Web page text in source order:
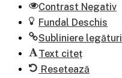
Contrast Negativ
Fundal Deschis
Subliniere legături
Text citeț
Resetează